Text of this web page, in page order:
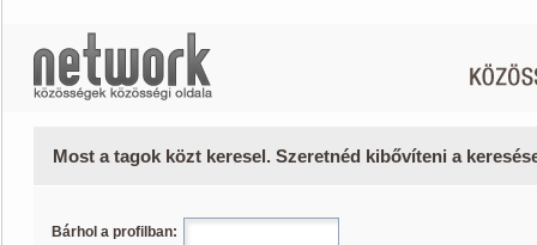
Most a tagok közt keresel. Szeretnéd kibővíteni a
Bárhol a profilban: